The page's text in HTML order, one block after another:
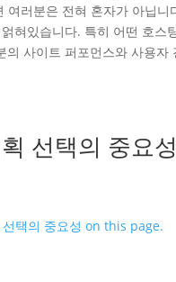
여러분은 전혀 혼자가 아닙
혀있습니다. 특히 어떤 호스
사이트 퍼포먼스와 사용자
선택의 중요성